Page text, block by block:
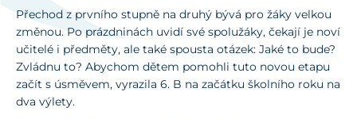
Přechod z prvního stupně na druhý bývá pro žáky velkou
změnou. Po prázdninách uvidí své spolužáky, čekají je noví
učitelé i předměty, ale také spousta otázek: Jaké to bude?
Zvládnu to? Abychom dětem pomohli tuto novou etapu
začít s úsměvem, vyrazila 6. B na začátku školního roku na
dva výlety.